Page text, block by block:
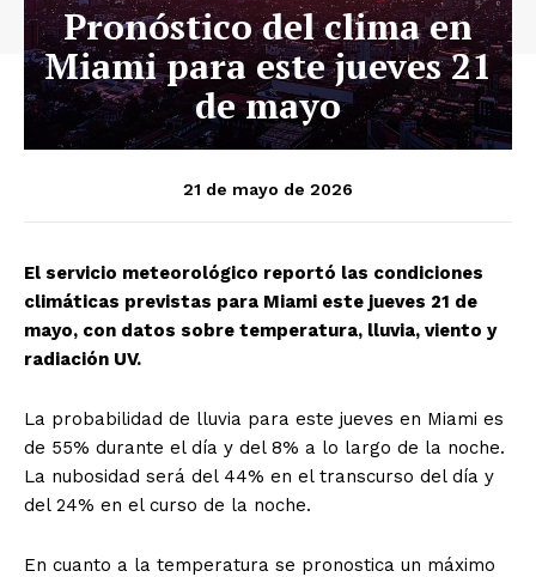
Pronóstico del clima en
Miami para este jueves 21
de mayo
21 de mayo de 2026
El servicio meteorológico reportó las condiciones
climáticas previstas para Miami este jueves 21 de
mayo, con datos sobre temperatura, lluvia, viento y
radiación UV.
La probabilidad de lluvia para este jueves en Miami es
de 55% durante el día y del 8% a lo largo de la noche.
La nubosidad será del 44% en el transcurso del día y
del 24% en el curso de la noche.
En cuanto a la temperatura se pronostica un máximo